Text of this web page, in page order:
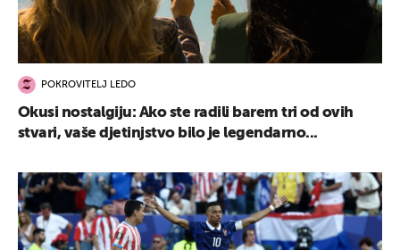
POKROVITELJ LEDO
Okusi nostalgiju: Ako ste radili barem tri od ovih
stvari, vaše djetinjstvo bilo je legendarno...